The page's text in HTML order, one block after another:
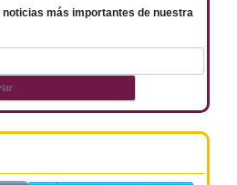
más importantes de nuestra